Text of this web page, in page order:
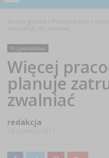
Przywództwo
Więcej
planuje
zwalniać
redakcja